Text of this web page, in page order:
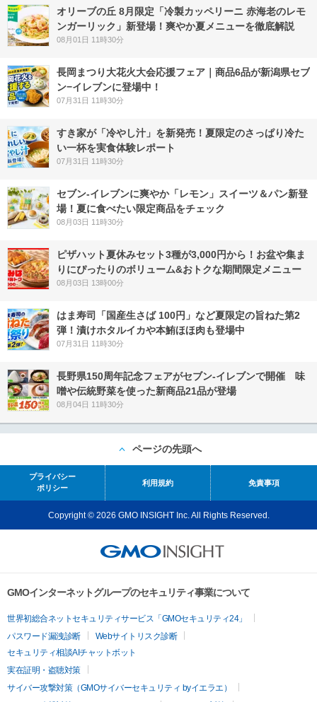
オリーブの丘 8月限定「冷製カッペリーニ 赤海老のレモ
ンガーリック」新登場！爽やか夏メニューを徹底解説
08月01日 11時30分
長岡まつり大花火大会応援フェア｜商品6品が新潟県セブ
ン−イレブンに登場中！
07月31日 11時30分
すき家が「冷やし汁」を新発売！夏限定のさっぱり冷た
い一杯を実食体験レポート
07月31日 11時30分
セブン‐イレブンに爽やか「レモン」スイーツ＆パン新登
場！夏に食べたい限定商品をチェック
08月03日 11時30分
ピザハット夏休みセット3種が3,000円から！お盆や集ま
りにぴったりのボリューム&おトクな期間限定メニュー
08月03日 13時00分
はま寿司「国産生さば 100円」など夏限定の旨ねた第2
弾！漬けホタルイカや本鮪ほほ肉も登場中
07月31日 11時30分
長野県150周年記念フェアがセブン-イレブンで開催 味
噌や伝統野菜を使った新商品21品が登場
08月04日 11時30分
ページの先頭へ
プライバシー
ポリシー
利用規約 免責事項
Copyright © 2026 GMO INSIGHT Inc. All Rights Reserved.
GMOインターネットグループのセキュリティ事業について
世界初総合ネットセキュリティサービス「GMOセキュリティ24」
パスワード漏洩診断
Webサイトリスク診断
セキュリティ相談AIチャットボット
実在証明・盗聴対策
サイバー攻撃対策（GMOサイバーセキュリティ byイエラエ）